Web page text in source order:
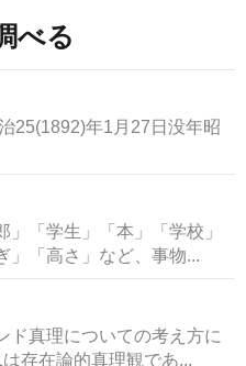
べる
25(1892)年1月27日没年昭
「学生」「本」「学校」
」「高さ」など、事物...
真理についての考え方に
存在論的真理観であ...